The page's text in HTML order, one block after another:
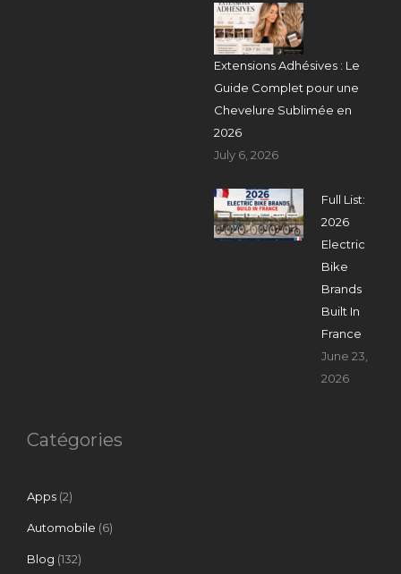
Extensions Adhésives : Le
Guide Complet pour une
Chevelure Sublimée en
2026
July 6, 2026
Full List:
2026
Electric
Bike
Brands
Built In
France
June 23,
2026
Catégories
Apps (2)
Automobile (6)
Blog (132)